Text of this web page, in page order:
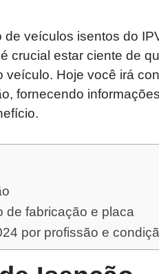
veículos isentos do
crucial estar ciente de
veículo. Hoje você irá
fornecendo
de fabricação e placa
por profissão e